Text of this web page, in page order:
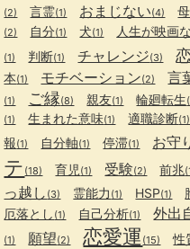
(2) 言霊(1) おまじない(4)
(2) 自分(1) 犬(1) 人生が映画
(1) 判断(1) チャレンジ(3)
本(1) モチベーション(2) 言
(1) ご縁(8) 親友(1) 輪廻転生
(1) 生まれた意味(1) 適職診断(1)
報(1) 自分軸(1) 停滞(1) お守
テ (18) 育児 (1) 受験(2) 前兆
っ越し (3) 霊能力 (1) HSP(1)
厄落とし (1) 自己分析(1) 外出
(1) 願望(2) 恋愛運 (15) 性